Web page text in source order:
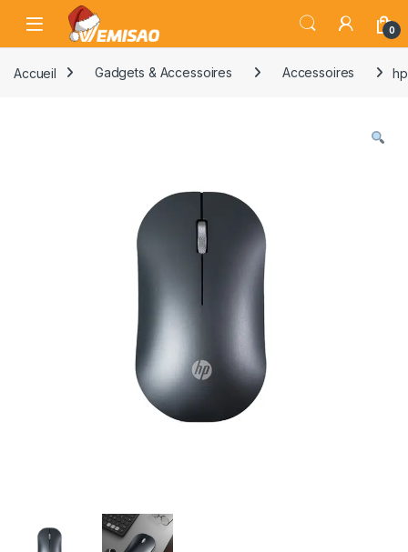
Skip to navigation
Skip to content
Open 0
Accueil Gadgets & Accessoires Accessoires